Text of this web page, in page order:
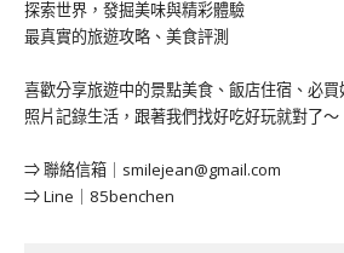
探索世界，發掘美味與精彩體驗
最真實的旅遊攻略、美食評測
喜歡分享旅遊中的景點美食、飯店住宿、必
照片記錄生活，跟著我們找好吃好玩就對了～
⇒ 聯絡信箱｜ smilejean@gmail.com
⇒ Line｜85benchen